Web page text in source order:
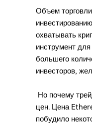
Объем
охватывать
инструмент
большего
инвесторов,
Но почему
цен. Цена
побудило